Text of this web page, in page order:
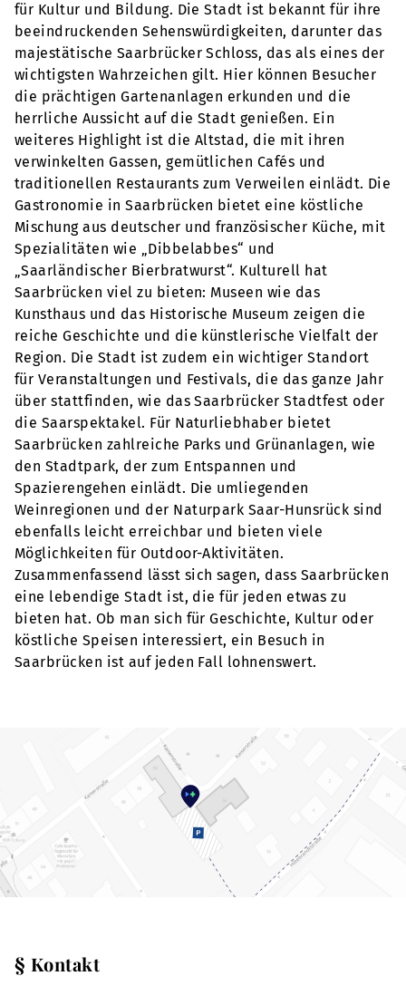
für Kultur und Bildung. Die Stadt ist bekannt für ihre
beeindruckenden Sehenswürdigkeiten, darunter das
majestätische Saarbrücker Schloss, das als eines der
wichtigsten Wahrzeichen gilt. Hier können Besucher
die prächtigen Gartenanlagen erkunden und die
herrliche Aussicht auf die Stadt genießen. Ein
weiteres Highlight ist die Altstad, die mit ihren
verwinkelten Gassen, gemütlichen Cafés und
traditionellen Restaurants zum Verweilen einlädt. Die
Gastronomie in Saarbrücken bietet eine köstliche
Mischung aus deutscher und französischer Küche, mit
Spezialitäten wie „Dibbelabbes“ und
„Saarländischer Bierbratwurst“. Kulturell hat
Saarbrücken viel zu bieten: Museen wie das
Kunsthaus und das Historische Museum zeigen die
reiche Geschichte und die künstlerische Vielfalt der
Region. Die Stadt ist zudem ein wichtiger Standort
für Veranstaltungen und Festivals, die das ganze Jahr
über stattfinden, wie das Saarbrücker Stadtfest oder
die Saarspektakel. Für Naturliebhaber bietet
Saarbrücken zahlreiche Parks und Grünanlagen, wie
den Stadtpark, der zum Entspannen und
Spazierengehen einlädt. Die umliegenden
Weinregionen und der Naturpark Saar-Hunsrück sind
ebenfalls leicht erreichbar und bieten viele
Möglichkeiten für Outdoor-Aktivitäten.
Zusammenfassend lässt sich sagen, dass Saarbrücken
eine lebendige Stadt ist, die für jeden etwas zu
bieten hat. Ob man sich für Geschichte, Kultur oder
köstliche Speisen interessiert, ein Besuch in
Saarbrücken ist auf jeden Fall lohnenswert.
§ Kontakt